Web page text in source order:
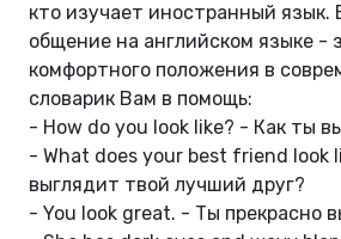
кто изучает иностранный язык.
общение на английском языке -
комфортного положения в
словарик Вам в помощь:
- How do you look like? - Как ты
- What does your best friend look
выглядит твой лучший друг?
- You look great. - Ты прекрасно